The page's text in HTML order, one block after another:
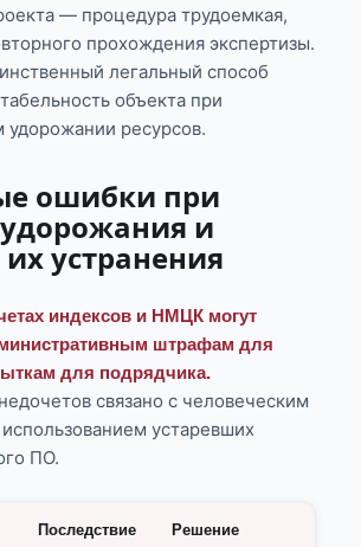
— процедура трудоемкая,
прохождения экспертизы.
легальный способ
объекта при
ресурсов.
ошибки при
и
устранения
индексов и НМЦК могут
штрафам для
для подрядчика.
связано с человеческим
устаревших
ПО.
Последствие Решение